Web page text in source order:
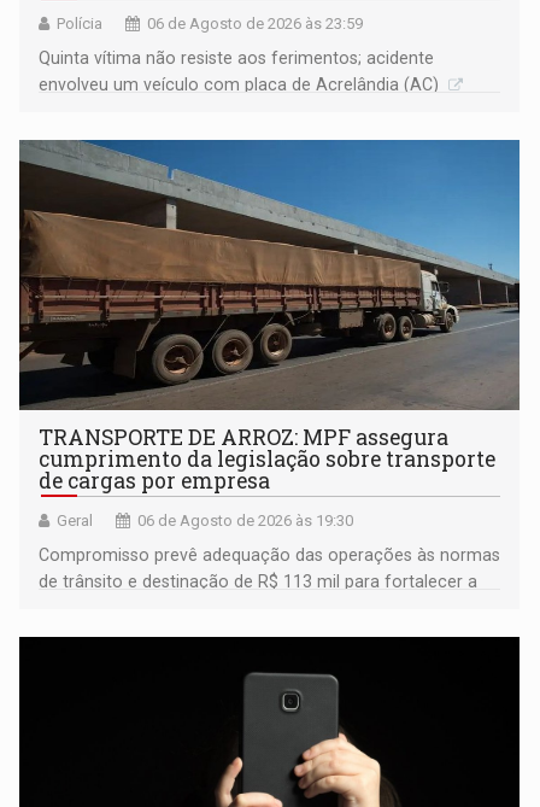
Polícia 06 de Agosto de 2026 às 23:59
Quinta vítima não resiste aos ferimentos; acidente
envolveu um veículo com placa de Acrelândia (AC)
TRANSPORTE DE ARROZ: MPF assegura
cumprimento da legislação sobre transporte
de cargas por empresa
Geral 06 de Agosto de 2026 às 19:30
Compromisso prevê adequação das operações às normas
de trânsito e destinação de R$ 113 mil para fortalecer a